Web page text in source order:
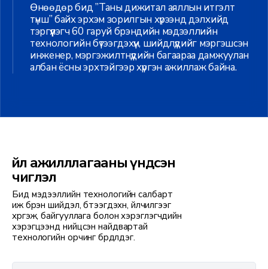
Өнөөдөр бид ”Таны дижитал аяллын итгэлт
түнш” байх эрхэм зорилгын хүрээнд дэлхийд
тэргүүлэгч 60 гаруй брэндийн мэдээллийн
технологийн бүтээгдэхүүн, шийдлүүдийг мэргэшсэн
инженер, мэргэжилтнүүдийн багаараа дамжуулан
албан ёсны эрхтэйгээр хүргэн ажиллаж байна.
Үйл ажилллагааны үндсэн
чиглэл
Бид мэдээллийн технологийн салбарт
иж бүрэн шийдэл, бүтээгдэхүүн, үйлчилгээг
хүргэж, байгууллага болон хэрэглэгчдийн
хэрэгцээнд нийцсэн найдвартай
технологийн орчинг бүрдүүлдэг.